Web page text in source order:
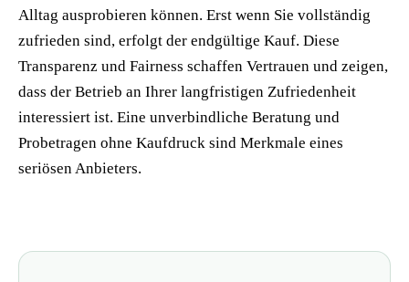
Alltag ausprobieren können. Erst wenn Sie vollständig
zufrieden sind, erfolgt der endgültige Kauf. Diese
Transparenz und Fairness schaffen Vertrauen und zeigen,
dass der Betrieb an Ihrer langfristigen Zufriedenheit
interessiert ist. Eine unverbindliche Beratung und
Probetragen ohne Kaufdruck sind Merkmale eines
seriösen Anbieters.